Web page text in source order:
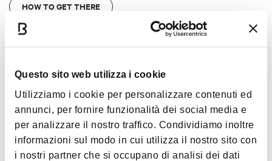
Questo sito web utilizza i cookie
Utilizziamo i cookie per personalizzare contenuti ed
annunci, per fornire funzionalità dei social media e
per analizzare il nostro traffico. Condividiamo inoltre
informazioni sul modo in cui utilizza il nostro sito con
i nostri partner che si occupano di analisi dei dati
HOW TO GET THERE
from Monday toSaturday: 8am - 7pm. Sunday: closed